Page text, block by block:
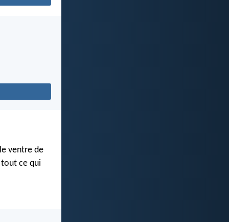
ventre de
ce qui